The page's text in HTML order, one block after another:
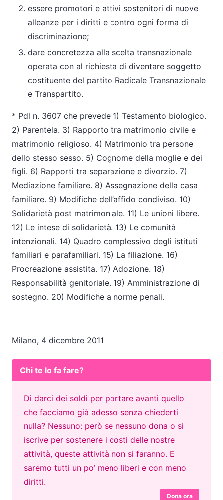
essere promotori e attivi sostenitori di nuove
alleanze per i diritti e contro ogni forma di
discriminazione;
dare concretezza alla scelta transnazionale
operata con al richiesta di diventare soggetto
costituente del partito Radicale Transnazionale
e Transpartito.
* Pdl n. 3607 che prevede 1) Testamento biologico.
2) Parentela. 3) Rapporto tra matrimonio civile e
matrimonio religioso. 4) Matrimonio tra persone
dello stesso sesso. 5) Cognome della moglie e dei
figli. 6) Rapporti tra separazione e divorzio. 7)
Mediazione familiare. 8) Assegnazione della casa
familiare. 9) Modifiche dell’affido condiviso. 10)
Solidarietà post matrimoniale. 11) Le unioni libere.
12) Le intese di solidarietà. 13) Le comunità
intenzionali. 14) Quadro complessivo degli istituti
familiari e parafamiliari. 15) La filiazione. 16)
Procreazione assistita. 17) Adozione. 18)
Responsabilità genitoriale. 19) Amministrazione di
sostegno. 20) Modifiche a norme penali.
Milano, 4 dicembre 2011
Chi te lo fa fare?
Di darci dei soldi per portare avanti quello
che facciamo già adesso senza chiederti
nulla? Nessuno: però se nessuno dona o si
iscrive per sostenere i costi delle nostre
attività, queste attività non si faranno. E
saremo tutti un po’ meno liberi e con meno
diritti.
Dona ora